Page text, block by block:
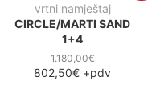
vrtni namještaj
CIRCLE/MARTI SAND
1+4
1.180,00€
802,50€ +pdv